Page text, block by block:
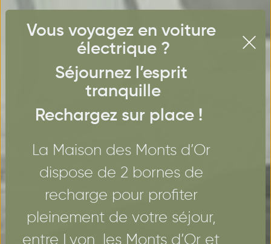
Vous voyagez en voiture
électrique ?
Séjournez l’esprit
tranquille
Rechargez sur place !
La Maison des Monts d’Or
dispose de 2 bornes de
recharge pour profiter
pleinement de votre séjour,
entre Lyon, les Monts d’Or et